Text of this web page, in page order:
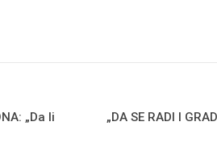
„Da li
„DA SE RADI I